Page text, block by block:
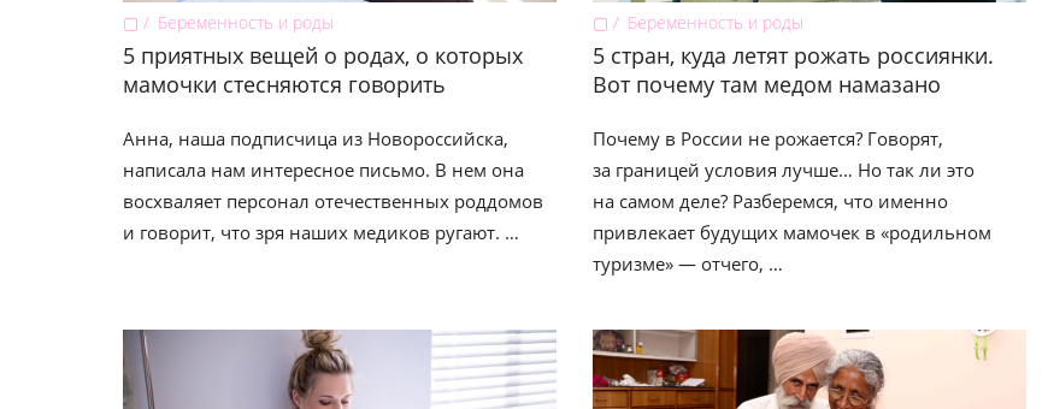
▢ Беременность и роды
5 приятных вещей о родах, о которых
мамочки стесняются говорить
Анна, наша подписчица из Новороссийска,
написала нам интересное письмо. В нем она
восхваляет персонал отечественных роддомов
и говорит, что зря наших медиков ругают. …
▢ Беременность и роды
5 стран, куда летят рожать россиянки.
Вот почему там медом намазано
Почему в России не рожается? Говорят,
за границей условия лучше… Но так ли это
на самом деле? Разберемся, что именно
привлекает будущих мамочек в «родильном
туризме» — отчего, …